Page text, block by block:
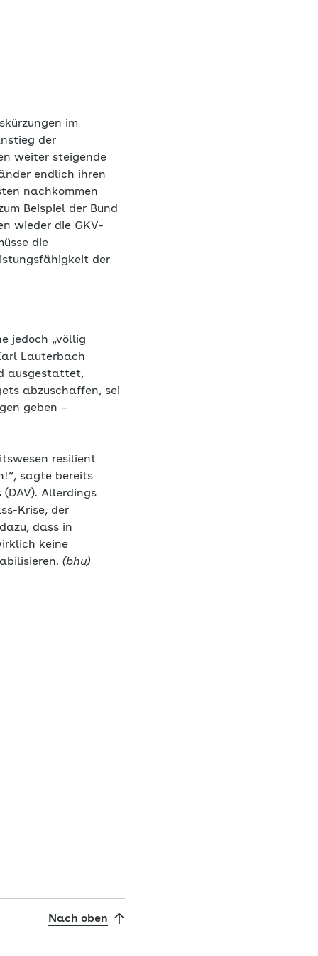
im
der
weiter steigende
endlich ihren
nachkommen
Beispiel der Bund
wieder die GKV-
die
der
jedoch „völlig
Lauterbach
ausgestattet,
abzuschaffen, sei
geben –
resilient
sagte bereits
Allerdings
Krise, der
dass in
keine
(bhu)
Nach oben